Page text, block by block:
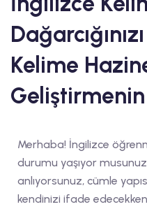
Kelime
Merhaba! İngilizce
durumu yaşıyor
anlıyorsunuz, cümle
kendinizi ifade